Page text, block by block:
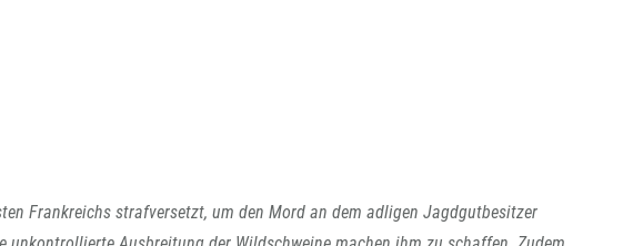
Frankreichs strafversetzt, um den Mord an dem adligen Jagdgutbesitzer